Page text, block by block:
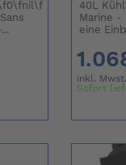
40L
Marine -
eine
inkl.
Sofort